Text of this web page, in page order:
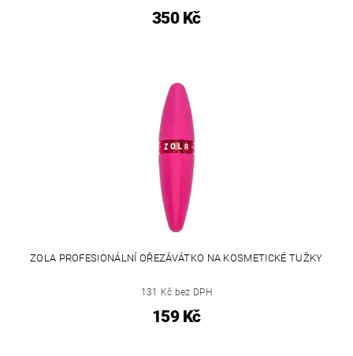
350 Kč
ZOLA PROFESIONÁLNÍ OŘEZÁVÁTKO NA KOSMETICKÉ TUŽKY
131 Kč bez DPH
159 Kč